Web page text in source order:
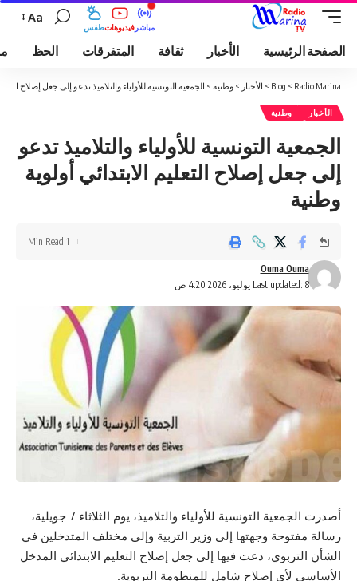
طقسفيديوهات مباشر
Aa
الصفحة الرئيسية الأخبار ثقافة المتفرقات الحظ
Radio Marina
>
Blog
> الأخبار > وطنية > الجمعية التونسية للأولياء والتلاميذ تدعو إلى جعل إصلاح
الأخبار وطنية
الجمعية التونسية للأولياء والتلاميذ تدعو
إلى جعل إصلاح التعليم الابتدائي أولوية
وطنية
Last updated: 8 يوليو، 2026 4:20 ص
Ouma Ouma
1 Min Read
أصدرت الجمعية التونسية للأولياء والتلاميذ، يوم الثلاثاء 7 جويلية،
رسالة مفتوحة وجهتها إلى وزير التربية وإلى مختلف المتدخلين في
الشأن التربوي، دعت فيها إلى جعل إصلاح التعليم الابتدائي المدخل
الأساسي لأي إصلاح شامل للمنظومة التربوية.